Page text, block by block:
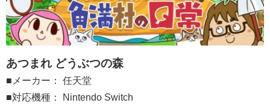
あつまれ どうぶつの森
■メーカー： 任天堂
■対応機種： Nintendo Switch